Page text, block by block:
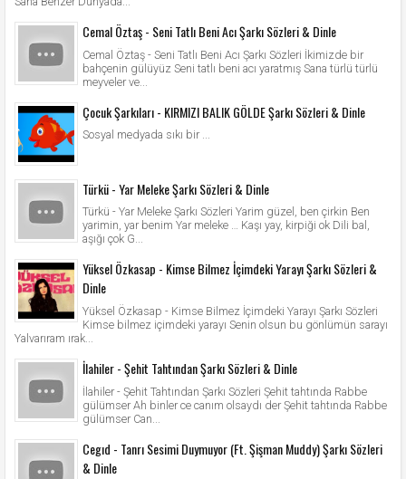
Cemal Öztaş - Seni Tatlı Beni Acı Şarkı Sözleri & Dinle
Cemal Öztaş - Seni Tatlı Beni Acı Şarkı Sözleri İkimizde bir
bahçenin gülüyüz Seni tatlı beni acı yaratmış Sana türlü türlü
meyveler ve...
Çocuk Şarkıları - KIRMIZI BALIK GÖLDE Şarkı Sözleri & Dinle
Sosyal medyada sıkı bir ...
Türkü - Yar Meleke Şarkı Sözleri & Dinle
Türkü - Yar Meleke Şarkı Sözleri Yarim güzel, ben çirkin Ben
yarimin, yar benim Yar meleke … Kaşı yay, kirpiği ok Dili bal,
aşığı çok G...
Yüksel Özkasap - Kimse Bilmez İçimdeki Yarayı Şarkı Sözleri &
Dinle
Yüksel Özkasap - Kimse Bilmez İçimdeki Yarayı Şarkı Sözleri
Kimse bilmez içimdeki yarayı Senin olsun bu gönlümün sarayı
Yalvarıram ırak...
İlahiler - Şehit Tahtından Şarkı Sözleri & Dinle
İlahiler - Şehit Tahtından Şarkı Sözleri Şehit tahtında Rabbe
gülümser Ah binler ce canım olsaydı der Şehit tahtında Rabbe
gülümser Can...
Cegıd - Tanrı Sesimi Duymuyor (Ft. Şişman Muddy) Şarkı Sözleri
& Dinle